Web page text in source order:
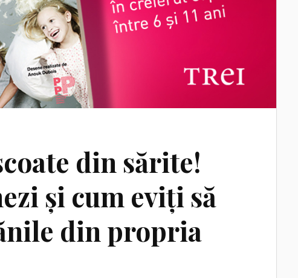
din sărite!
și cum eviți să
din propria